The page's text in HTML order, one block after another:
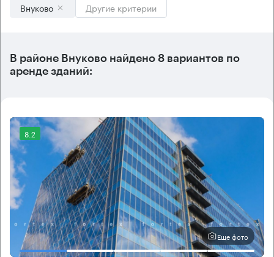
Внуково Другие критерии
В районе Внуково найдено 8 вариантов по
аренде зданий:
8.2
Еще фото